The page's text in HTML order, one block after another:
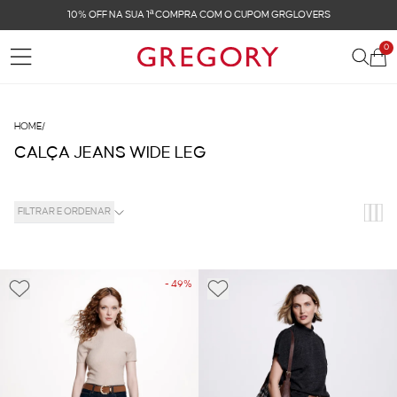
10% OFF NA SUA 1ª COMPRA COM O CUPOM GRGLOVERS
0
HOME/
CALÇA JEANS WIDE LEG
FILTRAR E ORDENAR
- 49%